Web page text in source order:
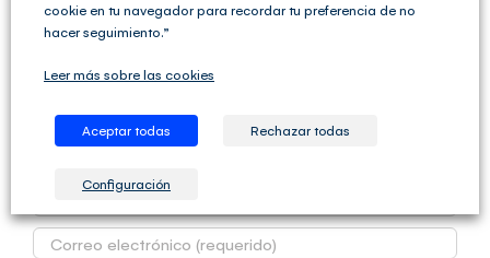
Comentar
cookie en tu navegador para recordar tu preferencia de no
hacer seguimiento.”
Leer más sobre las cookies
Aceptar todas Rechazar todas
Configuración